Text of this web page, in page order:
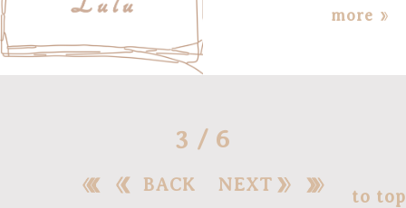
more
3 / 6
BACK NEXT
to top